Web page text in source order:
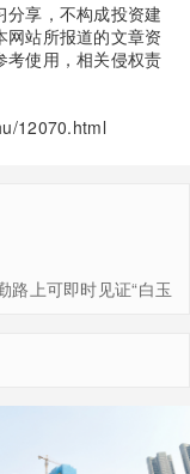
享，不构成投资建
站所报道的文章资
考使用，相关侵权责
12070.html
路上可即时见证“白玉